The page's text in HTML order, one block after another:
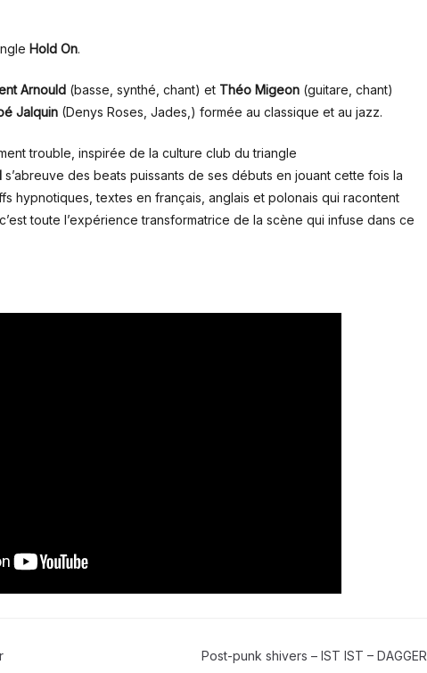
Hold On.
Arnould (basse, synthé, chant) et Théo Migeon (guitare, chant)
Jalquin (Denys Roses, Jades,) formée au classique et au jazz.
trouble, inspirée de la culture club du triangle
s’abreuve des beats puissants de ses débuts en jouant cette fois la
hypnotiques, textes en français, anglais et polonais qui racontent
toute l’expérience transformatrice de la scène qui infuse dans ce
Post-punk shivers – IST IST – DAGGER